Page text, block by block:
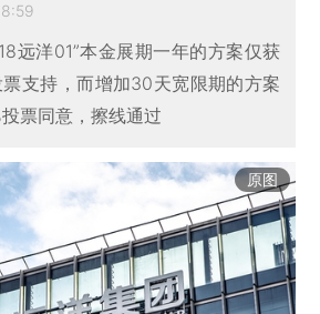
远洋01”本金展期一年的方案仅获
支持，而增加30天宽限期的方案
票同意，擦线通过
原图